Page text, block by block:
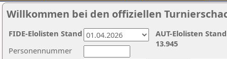
Willkommen bei den offiziellen
Personennummer
AUT-Elolisten
13.945
FIDE-Elolisten Stand